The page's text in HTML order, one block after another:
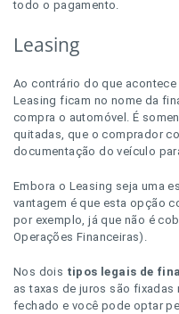
todo o pagamento.
Leasing
Ao contrário do que
Leasing ficam no nome da
compra o automóvel. É
quitadas, que o comprador
documentação do veículo
Embora o Leasing seja uma
vantagem é que esta opção
por exemplo, já que não é
Operações Financeiras).
Nos dois tipos legais de
as taxas de juros são
fechado e você pode optar